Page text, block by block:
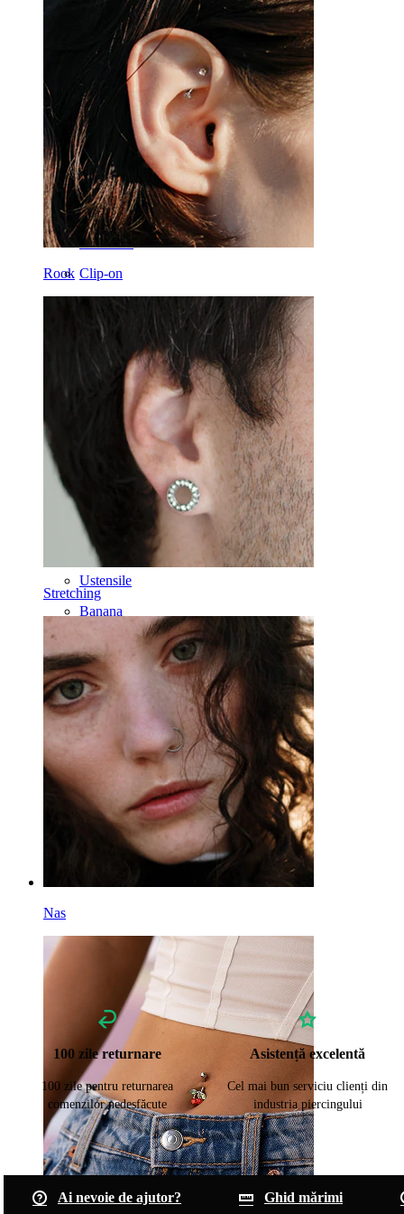
Rook
Stretching
Nas
Sân
Industrial
Dermal
Helix
Ureche
Sept
Aur 14 ct
Clip-on
Limbă
Nas
Potcoavă
Cercel
Ustensile
Banana
Lobul urechii
Titan
100 zile returnare
100 zile pentru returnarea
comenzilor nedesfăcute
Asistență excelentă
Cel mai bun serviciu clienți din
industria piercingului
Ai nevoie de ajutor?
Ghid mărimi